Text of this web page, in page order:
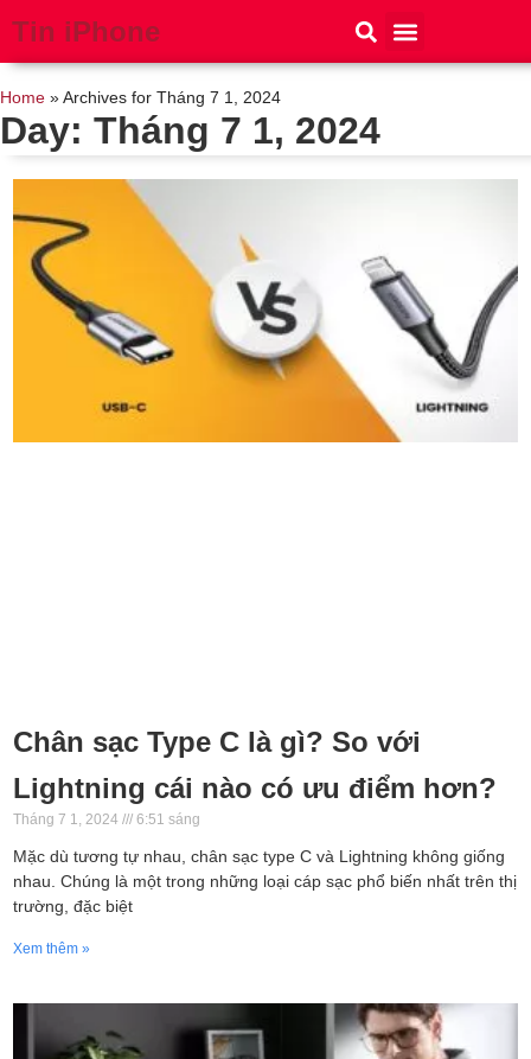
Tin iPhone
Home » Archives for Tháng 7 1, 2024
Day: Tháng 7 1, 2024
Chân sạc Type C là gì? So với
Lightning cái nào có ưu điểm hơn?
Tháng 7 1, 2024 6:51 sáng
Mặc dù tương tự nhau, chân sạc type C và Lightning không giống
nhau. Chúng là một trong những loại cáp sạc phổ biến nhất trên thị
trường, đặc biệt
Xem thêm »